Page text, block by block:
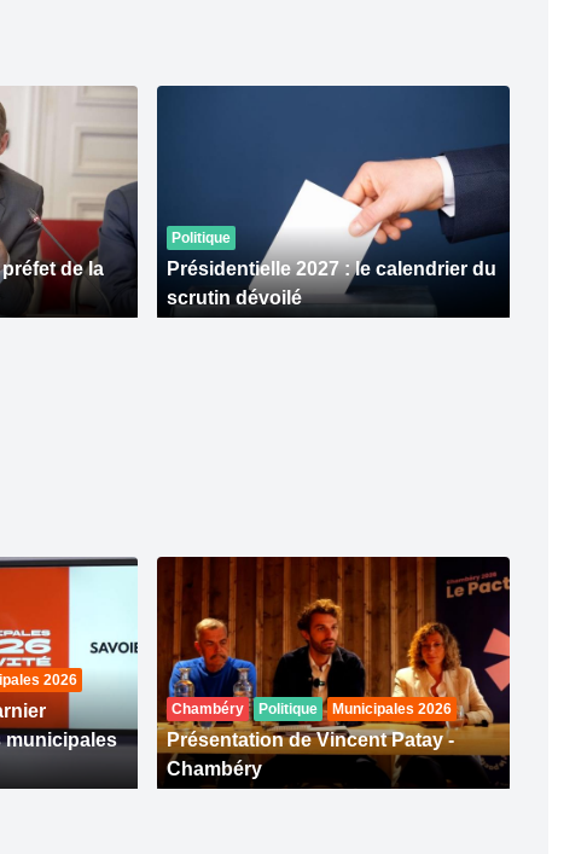
de la
Politique
Présidentielle 2027 : le calendrier du
scrutin dévoilé
2026
municipales
Chambéry Politique Municipales 2026
Présentation de Vincent Patay -
Chambéry